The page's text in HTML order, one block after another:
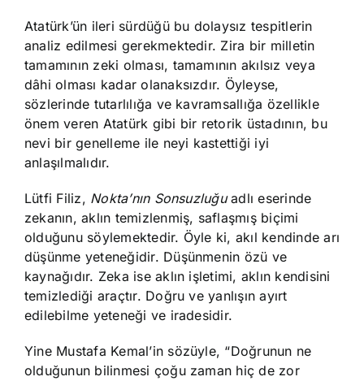
Atatürk’ün ileri sürdüğü bu dolaysız tespitlerin
analiz edilmesi gerekmektedir. Zira bir milletin
tamamının zeki olması, tamamının akılsız veya
dâhi olması kadar olanaksızdır. Öyleyse,
sözlerinde tutarlılığa ve kavramsallığa özellikle
önem veren Atatürk gibi bir retorik üstadının, bu
nevi bir genelleme ile neyi kastettiği iyi
anlaşılmalıdır.
Lütfi Filiz, Nokta’nın Sonsuzluğuadlı eserinde
zekanın, aklın temizlenmiş, saflaşmış biçimi
olduğunu söylemektedir. Öyle ki, akıl kendinde arı
düşünme yeteneğidir. Düşünmenin özü ve
kaynağıdır. Zeka ise aklın işletimi, aklın kendisini
temizlediği araçtır. Doğru ve yanlışın ayırt
edilebilme yeteneği ve iradesidir.
Yine Mustafa Kemal’in sözüyle, “Doğrunun ne
olduğunun bilinmesi çoğu zaman hiç de zor